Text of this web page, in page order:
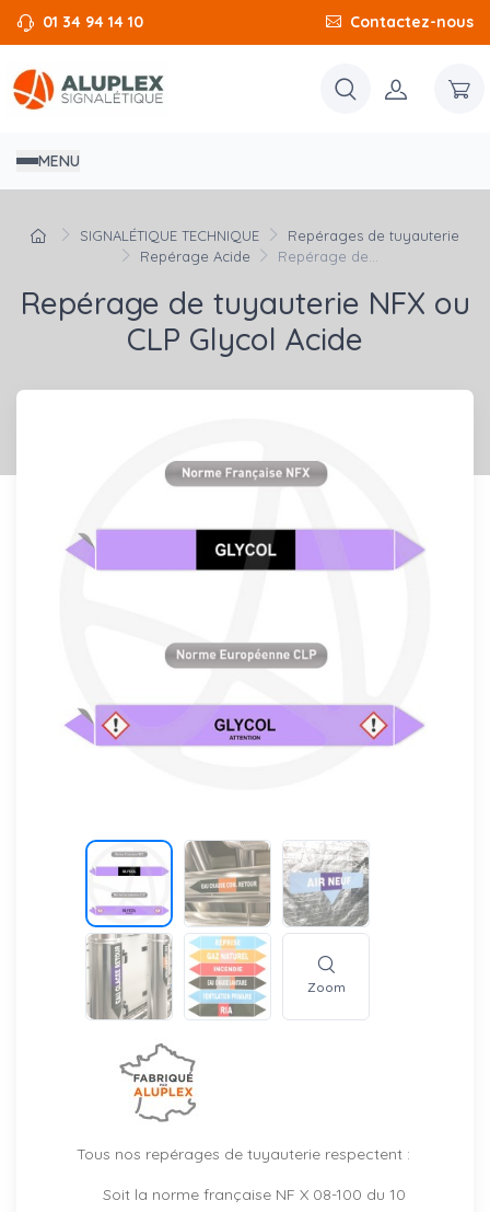
01 34 94 14 10 Contactez-nous
MENU
SIGNALÉTIQUE TECHNIQUE
Repérages de tuyauterie
Repérage Acide
Repérage de...
Repérage de tuyauterie NFX ou
CLP Glycol Acide
Zoom
Tous nos repérages de tuyauterie respectent :
Soit la norme française NF X 08-100 du 10